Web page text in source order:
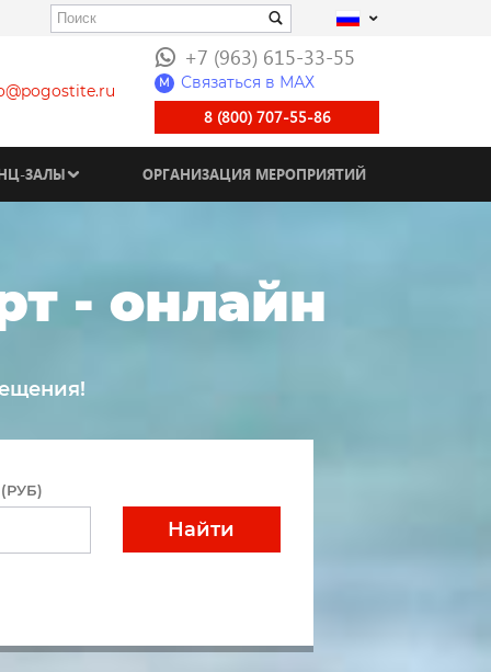
+7 (963) 615-33-55
M Связаться в МАХ
8 (800) 707-55-86
ЗАЛЫ ОРГАНИЗАЦИЯ МЕРОПРИЯТИЙ
- онлайн
Найти